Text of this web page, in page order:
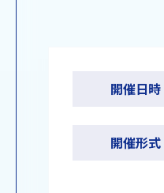
開催日時
開催形式